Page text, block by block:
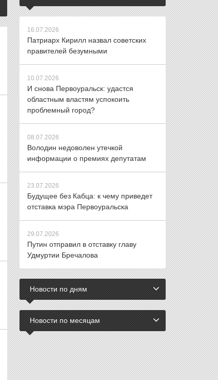
16.07.2026
Патриарх Кирилл назвал советских
правителей безумными
10.07.2026
И снова Первоуральск: удастся
областным властям успокоить
проблемный город?
08.07.2026
Володин недоволен утечкой
информации о премиях депутатам
23.07.2026
Будущее без Кабца: к чему приведет
отставка мэра Первоуральска
29.07.2026
Путин отправил в отставку главу
Удмуртии Бречалова
Новости по дням
Новости по месяцам